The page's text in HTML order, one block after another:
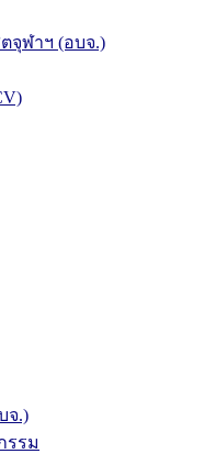
จุฬาฯ (อบจ.)
จ.)
รรม